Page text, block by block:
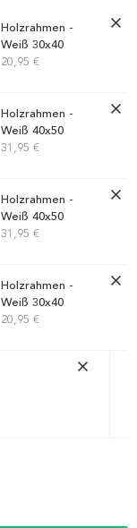
Holzrahmen -
Weiß 30x40
20,95 €
Holzrahmen -
Weiß 40x50
31,95 €
Holzrahmen -
Weiß 40x50
31,95 €
Holzrahmen -
Weiß 30x40
20,95 €